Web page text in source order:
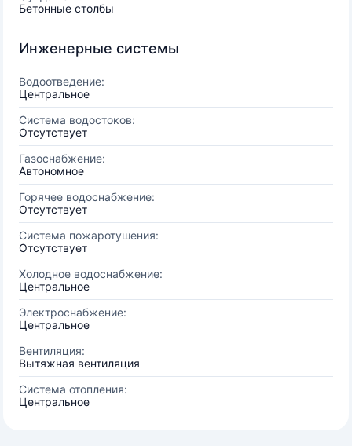
Бетонные столбы
Инженерные системы
Водоотведение:
Центральное
Система водостоков:
Отсутствует
Газоснабжение:
Автономное
Горячее водоснабжение:
Отсутствует
Система пожаротушения:
Отсутствует
Холодное водоснабжение:
Центральное
Электроснабжение:
Центральное
Вентиляция:
Вытяжная вентиляция
Система отопления:
Центральное